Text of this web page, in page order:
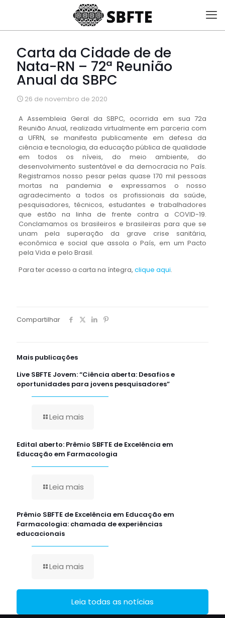
Carta da Cidade de de
Nata-RN – 72ª Reunião
Anual da SBPC
26 de novembro de 2020
A Assembleia Geral da SBPC, ocorrida em sua 72a
Reunião Anual, realizada virtualmente em parceria com
a UFRN, se manifesta publicamente em defesa da
ciência e tecnologia, da educação pública de qualidade
em todos os níveis, do meio ambiente, do
desenvolvimento sustentável e da democracia no País.
Registramos nosso pesar pelas quase 170 mil pessoas
mortas na pandemia e expressamos o nosso
agradecimento a todos os profissionais da saúde,
pesquisadores, técnicos, estudantes e trabalhadores
que estão na linha de frente contra a COVID-19.
Conclamamos os brasileiros e brasileiras para que se
unam pela superação da grave crise sanitária,
econômica e social que assola o País, em um Pacto
pela Vida e pelo Brasil.
Para ter acesso a carta na íntegra, clique aqui.
Compartilhar
Mais publicações
Live SBFTE Jovem: “Ciência aberta: Desafios e
oportunidades para jovens pesquisadores”
Leia mais
Edital aberto: Prêmio SBFTE de Excelência em
Educação em Farmacologia
Leia mais
Prêmio SBFTE de Excelência em Educação em
Farmacologia: chamada de experiências
educacionais
Leia mais
Leia todas as notícias